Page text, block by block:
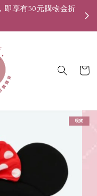
即享有50元購物金折
現貨